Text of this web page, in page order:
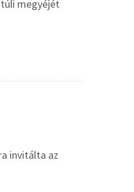
megyéjét
invitálta az